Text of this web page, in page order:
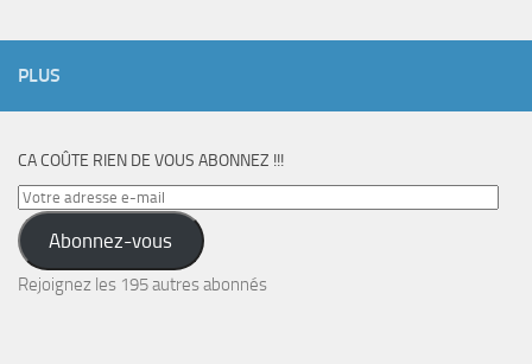
PLUS
CA COÛTE RIEN DE VOUS ABONNEZ !!!
Votre
adresse
e-
mail
Abonnez-vous
Rejoignez les 195 autres abonnés